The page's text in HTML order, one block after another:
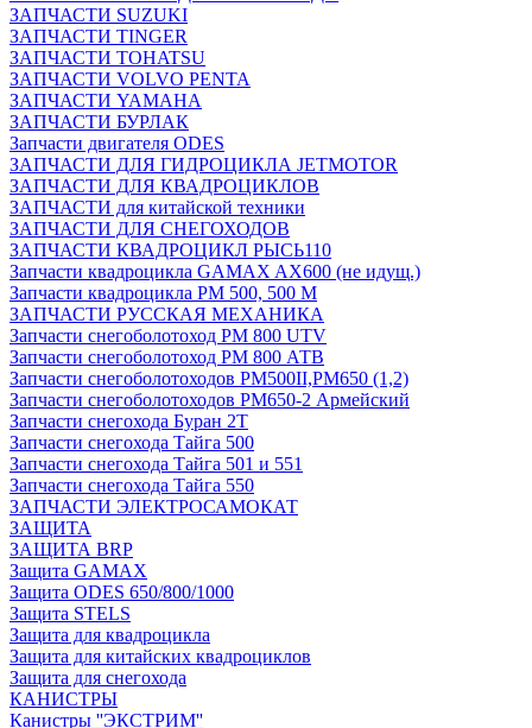
ЗАПЧАСТИ SUZUKI
ЗАПЧАСТИ TINGER
ЗАПЧАСТИ TOHATSU
ЗАПЧАСТИ VOLVO PENTA
ЗАПЧАСТИ YAMAHA
ЗАПЧАСТИ БУРЛАК
Запчасти двигателя ODES
ЗАПЧАСТИ ДЛЯ ГИДРОЦИКЛА JETMOTOR
ЗАПЧАСТИ ДЛЯ КВАДРОЦИКЛОВ
ЗАПЧАСТИ для китайской техники
ЗАПЧАСТИ ДЛЯ СНЕГОХОДОВ
ЗАПЧАСТИ КВАДРОЦИКЛ РЫСЬ110
Запчасти квадроцикла GAMAX AX600 (не идущ.)
Запчасти квадроцикла РМ 500, 500 М
ЗАПЧАСТИ РУССКАЯ МЕХАНИКА
Запчасти снегоболотоход РМ 800 UTV
Запчасти снегоболотоход РМ 800 АТВ
Запчасти снегоболотоходов РМ500II,РМ650 (1,2)
Запчасти снегоболотоходов РМ650-2 Армейский
Запчасти снегохода Буран 2Т
Запчасти снегохода Тайга 500
Запчасти снегохода Тайга 501 и 551
Запчасти снегохода Тайга 550
ЗАПЧАСТИ ЭЛЕКТРОСАМОКАТ
ЗАЩИТА
ЗАЩИТА BRP
Защита GAMAX
Защита ODES 650/800/1000
Защита STELS
Защита для квадроцикла
Защита для китайских квадроциклов
Защита для снегохода
КАНИСТРЫ
Канистры ''ЭКСТРИМ''